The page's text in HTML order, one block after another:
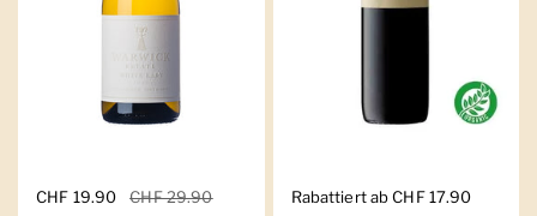
Regulärer Preis
CHF 19.90 Sale-Preis
CHF 29.90 Regulärer Preis
Rabattiert ab CHF 17.90